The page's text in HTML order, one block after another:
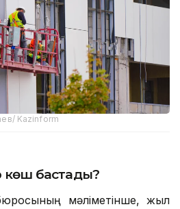
Kazinform
көш бастады?
мәліметінше, жыл